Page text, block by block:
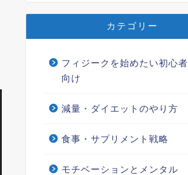
カテゴリー
フィジークを始めたい初心者
向け
減量・ダイエットのやり方
食事・サプリメント戦略
モチベーションとメンタル